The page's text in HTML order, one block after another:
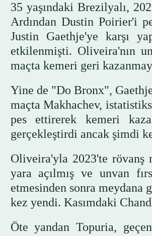
35 yaşındaki Brezilyalı,
Ardından Dustin Poirier'i
Justin Gaethje'ye karşı
etkilenmişti. Oliveira'nın
maçta kemeri geri
Yine de "Do Bronx",
maçta Makhachev,
pes ettirerek kemeri
gerçekleştirdi ancak şimdi
Oliveira'yla 2023'te rövanş
yara açılmış ve unvan
etmesinden sonra
kez yendi. Kasımdaki
Öte yandan Topuria,